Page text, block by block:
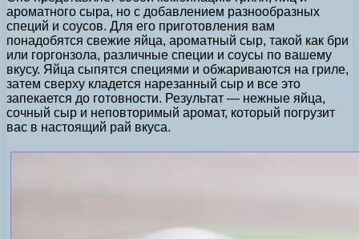
ароматного сыра, но с добавлением разнообразных
специй и соусов. Для его приготовления вам
понадобятся свежие яйца, ароматный сыр, такой как бри
или горгонзола, различные специи и соусы по вашему
вкусу. Яйца сыпятся специями и обжариваются на гриле,
затем сверху кладется нарезанный сыр и все это
запекается до готовности. Результат — нежные яйца,
сочный сыр и неповторимый аромат, который погрузит
вас в настоящий рай вкуса.